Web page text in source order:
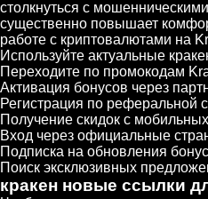
столкнуться с
существенно повышает
работе с криптовалютами на
Используйте актуальные
Переходите по промокодам
Активация бонусов через
Регистрация по реферальной
Получение скидок с
Вход через официальные
Подписка на обновления
Поиск эксклюзивных
кракен новые ссылки